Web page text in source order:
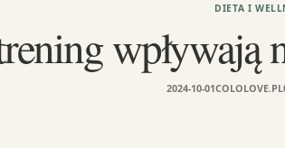
DIETA I
wpływają
2024-10-01COLOLOVE.PL